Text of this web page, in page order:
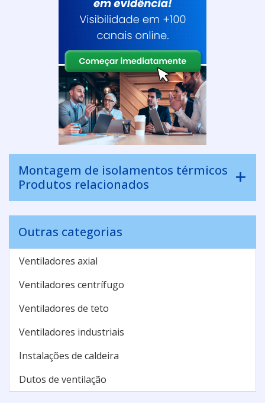
Montagem de isolamentos térmicos
Produtos relacionados
Outras categorias
Ventiladores axial
Ventiladores centrífugo
Ventiladores de teto
Ventiladores industriais
Instalações de caldeira
Dutos de ventilação